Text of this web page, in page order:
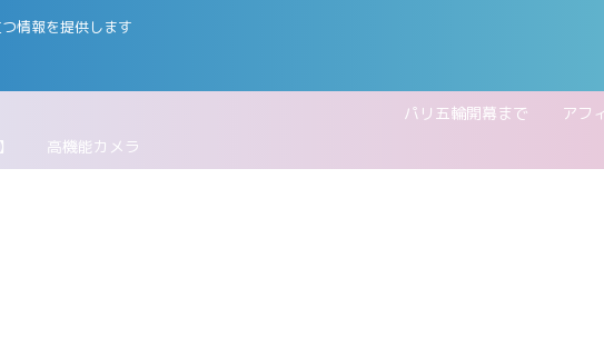
情報を提供します
リ五輪開幕まで
アフ
高機能カメラ